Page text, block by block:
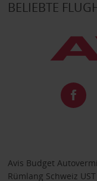
BELIEBTE
Avis Budget
Rümlang Schweiz